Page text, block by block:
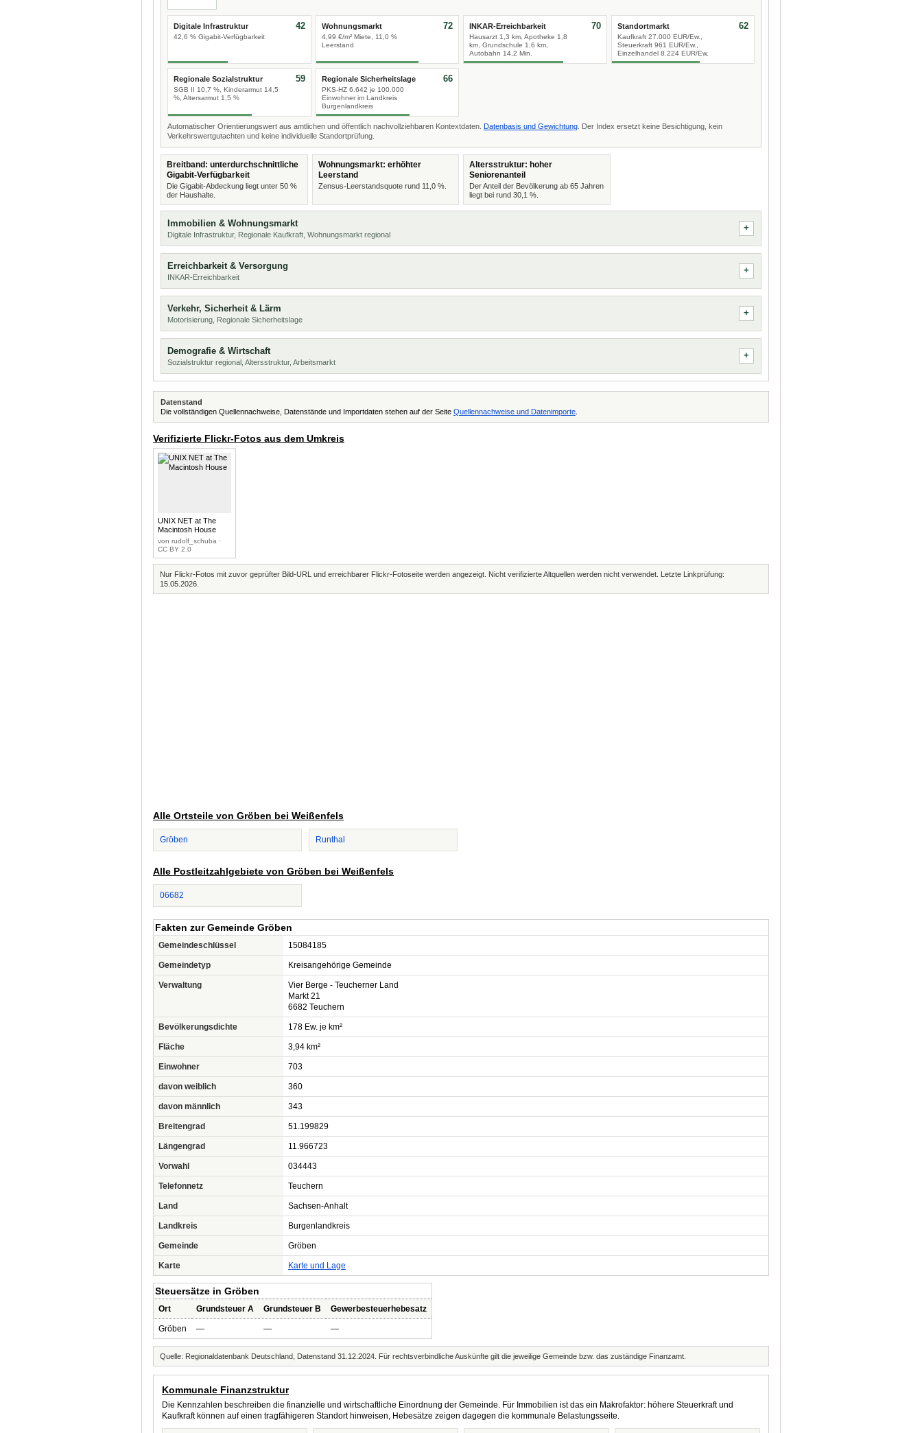
Digitale Infrastruktur
42,6 % Gigabit-Verfügbarkeit
42 Wohnungsmarkt
4,99 €/m² Miete, 11,0 %
Leerstand
72 INKAR-Erreichbarkeit
Hausarzt 1,3 km, Apotheke 1,8
km, Grundschule 1,6 km,
Autobahn 14,2 Min.
70 Standortmarkt
Kaufkraft 27.000 EUR/Ew.,
Steuerkraft 961 EUR/Ew.,
Einzelhandel 8.224 EUR/Ew.
62
Regionale Sozialstruktur
SGB II 10,7 %, Kinderarmut 14,5
%, Altersarmut 1,5 %
59 Regionale Sicherheitslage
PKS-HZ 6.642 je 100.000
Einwohner im Landkreis
Burgenlandkreis
66
Automatischer Orientierungswert aus amtlichen und öffentlich nachvollziehbaren Kontextdaten. Datenbasis und Gewichtung . Der Index ersetzt keine Besichtigung, kein
Verkehrswertgutachten und keine individuelle Standortprüfung.
Breitband: unterdurchschnittliche
Gigabit-Verfügbarkeit
Die Gigabit-Abdeckung liegt unter 50 %
der Haushalte.
Wohnungsmarkt: erhöhter
Leerstand
Zensus-Leerstandsquote rund 11,0 %.
Altersstruktur: hoher
Seniorenanteil
Der Anteil der Bevölkerung ab 65 Jahren
liegt bei rund 30,1 %.
Immobilien & Wohnungsmarkt
Digitale Infrastruktur, Regionale Kaufkraft, Wohnungsmarkt regional
Erreichbarkeit & Versorgung
INKAR-Erreichbarkeit
Verkehr, Sicherheit & Lärm
Motorisierung, Regionale Sicherheitslage
Demografie & Wirtschaft
Sozialstruktur regional, Altersstruktur, Arbeitsmarkt
Datenstand
Die vollständigen Quellennachweise, Datenstände und Importdaten stehen auf der Seite Quellennachweise und Datenimporte
Verifizierte Flickr-Fotos aus dem Umkreis
UNIX NET at The
Macintosh House
von rudolf_schuba ·
CC BY 2.0
Nur Flickr-Fotos mit zuvor geprüfter Bild-URL und erreichbarer Flickr-Fotoseite werden angezeigt. Nicht verifizierte Altquellen werden nicht verwendet. Letzte Linkprüfung:
15.05.2026.
Alle Ortsteile von Gröben bei Weißenfels
Gröben Runthal
Alle Postleitzahlgebiete von Gröben bei Weißenfels
06682
Fakten zur Gemeinde Gröben
Gemeindeschlüssel 15084185
Gemeindetyp Kreisangehörige Gemeinde
Verwaltung
Vier Berge - Teucherner Land
Markt 21
6682 Teuchern
Bevölkerungsdichte 178 Ew. je km²
Fläche 3,94 km²
Einwohner 703
davon weiblich 360
davon männlich 343
Breitengrad 51.199829
Längengrad 11.966723
Vorwahl 034443
Telefonnetz Teuchern
Land Sachsen-Anhalt
Landkreis Burgenlandkreis
Gemeinde Gröben
Karte Karte und Lage
Steuersätze in Gröben
Ort Grundsteuer A Grundsteuer B Gewerbesteuerhebesatz
Gröben — — —
Quelle: Regionaldatenbank Deutschland, Datenstand 31.12.2024. Für rechtsverbindliche Auskünfte gilt die jeweilige Gemeinde bzw. das zuständige Finanzamt.
Kommunale Finanzstruktur
Die Kennzahlen beschreiben die finanzielle und wirtschaftliche Einordnung der Gemeinde. Für Immobilien ist das ein Makrofaktor: höhere Steuerkraft und
Kaufkraft können auf einen tragfähigeren Standort hinweisen, Hebesätze zeigen dagegen die kommunale Belastungsseite.